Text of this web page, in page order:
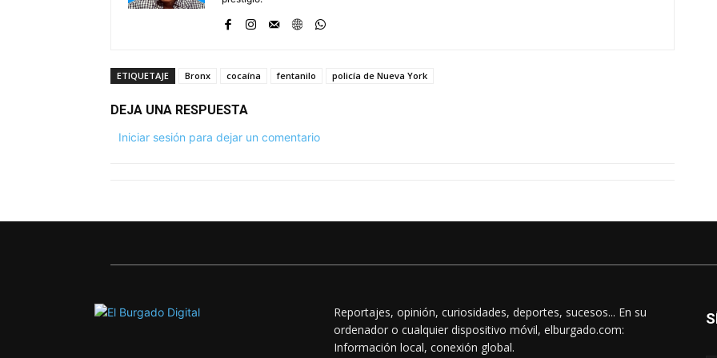
ETIQUETAJE Bronx cocaína fentanilo policía de Nueva York
DEJA UNA RESPUESTA
Iniciar sesión para dejar un comentario
Reportajes, opinión, curiosidades, deportes, sucesos... En su
ordenador o cualquier dispositivo móvil, elburgado.com:
Información local, conexión global.